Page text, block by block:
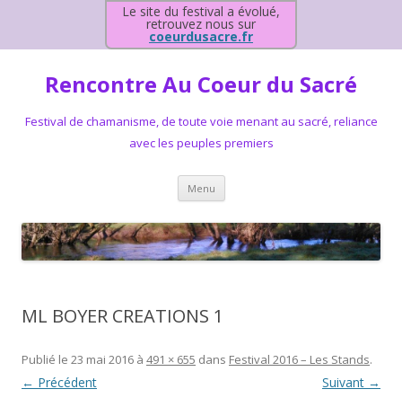
Le site du festival a évolué,
retrouvez nous sur
coeurdusacre.fr
Rencontre Au Coeur du Sacré
Festival de chamanisme, de toute voie menant au sacré, reliance
avec les peuples premiers
Menu Aller au contenu principal
ML BOYER CREATIONS 1
Publié le 23 mai 2016 à 491 × 655 dans Festival 2016 – Les Stands.
← Précédent Suivant →